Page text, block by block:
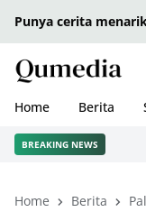
Punya cerita
Home Berita
BREAKING NEWS
Home Berita